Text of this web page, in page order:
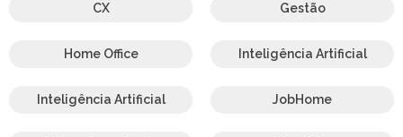
CX Gestão
Home Office Inteligência Artificial
Inteligência Artificial JobHome